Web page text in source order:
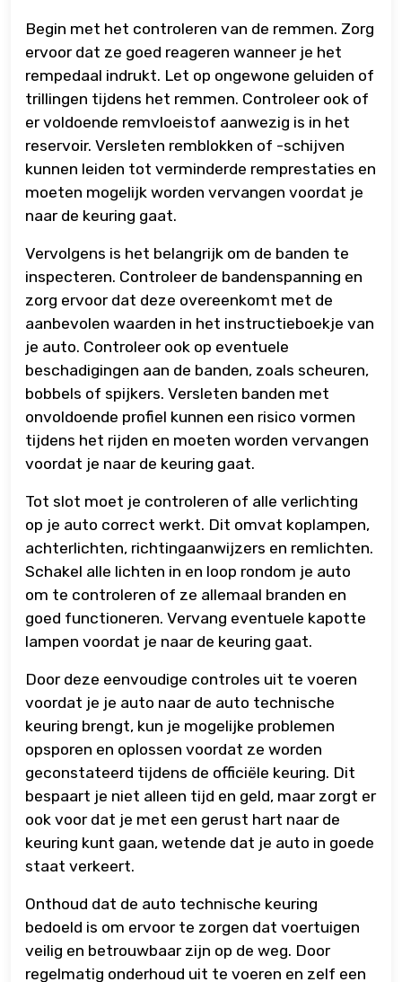
Begin met het controleren van de remmen. Zorg
ervoor dat ze goed reageren wanneer je het
rempedaal indrukt. Let op ongewone geluiden of
trillingen tijdens het remmen. Controleer ook of
er voldoende remvloeistof aanwezig is in het
reservoir. Versleten remblokken of -schijven
kunnen leiden tot verminderde remprestaties en
moeten mogelijk worden vervangen voordat je
naar de keuring gaat.
Vervolgens is het belangrijk om de banden te
inspecteren. Controleer de bandenspanning en
zorg ervoor dat deze overeenkomt met de
aanbevolen waarden in het instructieboekje van
je auto. Controleer ook op eventuele
beschadigingen aan de banden, zoals scheuren,
bobbels of spijkers. Versleten banden met
onvoldoende profiel kunnen een risico vormen
tijdens het rijden en moeten worden vervangen
voordat je naar de keuring gaat.
Tot slot moet je controleren of alle verlichting
op je auto correct werkt. Dit omvat koplampen,
achterlichten, richtingaanwijzers en remlichten.
Schakel alle lichten in en loop rondom je auto
om te controleren of ze allemaal branden en
goed functioneren. Vervang eventuele kapotte
lampen voordat je naar de keuring gaat.
Door deze eenvoudige controles uit te voeren
voordat je je auto naar de auto technische
keuring brengt, kun je mogelijke problemen
opsporen en oplossen voordat ze worden
geconstateerd tijdens de officiële keuring. Dit
bespaart je niet alleen tijd en geld, maar zorgt er
ook voor dat je met een gerust hart naar de
keuring kunt gaan, wetende dat je auto in goede
staat verkeert.
Onthoud dat de auto technische keuring
bedoeld is om ervoor te zorgen dat voertuigen
veilig en betrouwbaar zijn op de weg. Door
regelmatig onderhoud uit te voeren en zelf een